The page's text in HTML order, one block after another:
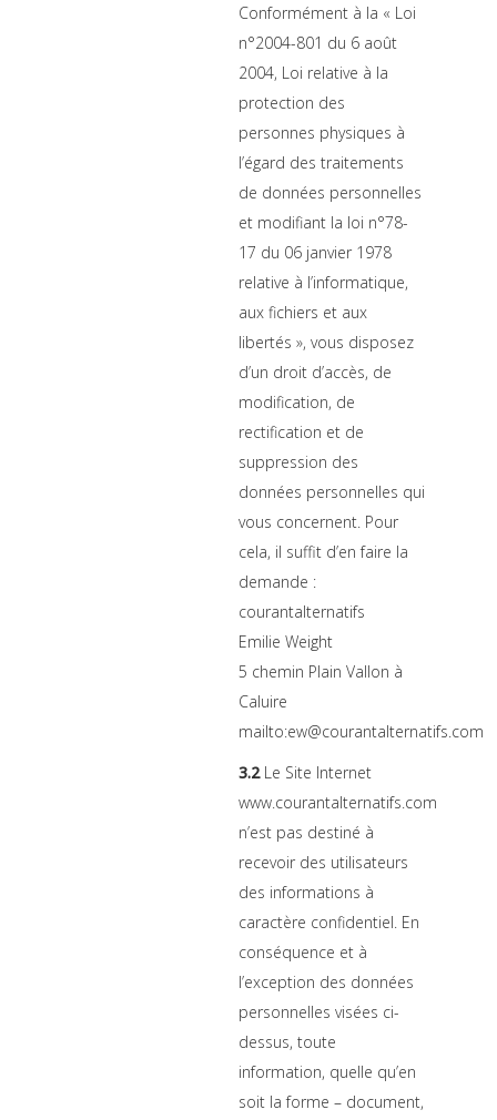
Conformément à la « Loi
n°2004-801 du 6 août
2004, Loi relative à la
protection des
personnes physiques à
l’égard des traitements
de données personnelles
et modifiant la loi n°78-
17 du 06 janvier 1978
relative à l’informatique,
aux fichiers et aux
libertés », vous disposez
d’un droit d’accès, de
modification, de
rectification et de
suppression des
données personnelles qui
vous concernent. Pour
cela, il suffit d’en faire la
demande :
courantalternatifs
Emilie Weight
5 chemin Plain Vallon à
Caluire
mailto:ew@courantalternatifs.com
3.2Le Site Internet
www.courantalternatifs.com
n’est pas destiné à
recevoir des utilisateurs
des informations à
caractère confidentiel. En
conséquence et à
l’exception des données
personnelles visées ci-
dessus, toute
information, quelle qu’en
soit la forme – document,